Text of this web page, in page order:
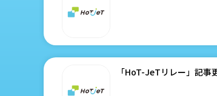
「HoT-JeTリレー」記事